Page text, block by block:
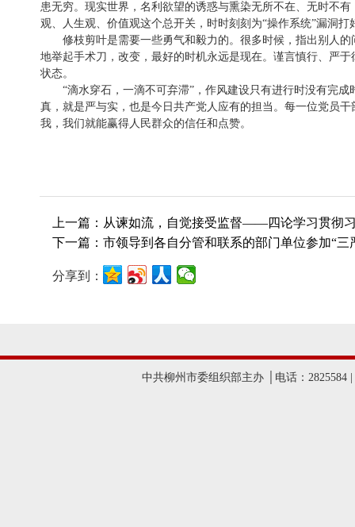
患无穷。现实世界，名利欲望的诱惑与熏染无所不在、无时不
观、人生观、价值观这个总开关，时时刻刻为“操作系统”漏洞
修枝剪叶是需要一些勇气和毅力的。很多时候，指出别人的
地举起手术刀，改变，最好的时机永远是现在。谨言慎行、严
状态。
“滴水穿石，一滴不可弃滞”，作风建设只有进行时没有完成
真，就是严与实，也是今日共产党人应有的担当。每一位党员
我，我们就能赢得人民群众的信任和点赞。
上一篇：从谏如流，自觉接受监督——四论学习贯彻
下一篇：市领导到各自分管和联系的部门单位参加“
分享到：
中共柳州市委组织部主办 │电话：2825584